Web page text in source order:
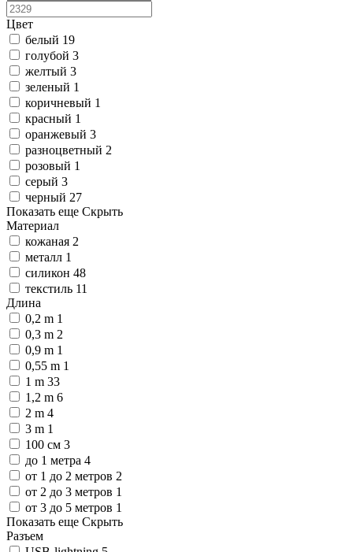
Цвет
белый 19
голубой 3
желтый 3
зеленый 1
коричневый 1
красный 1
оранжевый 3
разноцветный 2
розовый 1
серый 3
черный 27
Показать еще Скрыть
Материал
кожаная 2
металл 1
силикон 48
текстиль 11
Длина
0,2 m 1
0,3 m 2
0,9 m 1
0,55 m 1
1 m 33
1,2 m 6
2 m 4
3 m 1
100 см 3
до 1 метра 4
от 1 до 2 метров 2
от 2 до 3 метров 1
от 3 до 5 метров 1
Показать еще Скрыть
Разъем